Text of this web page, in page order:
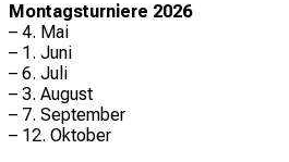
Montagsturniere 2026
– 4. Mai
– 1. Juni
– 6. Juli
– 3. August
– 7. September
– 12. Oktober